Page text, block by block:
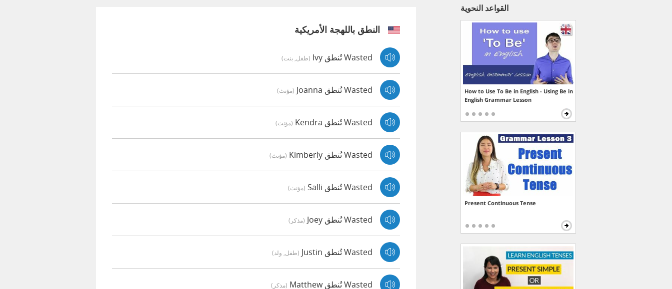
النطق باللهجة الأمريكية
Wasted تُنطق Ivy (طفل, بنت)
Wasted تُنطق Joanna (مؤنث)
Wasted تُنطق Kendra (مؤنث)
Wasted تُنطق Kimberly (مؤنث)
Wasted تُنطق Salli (مؤنث)
Wasted تُنطق Joey (مذكر)
Wasted تُنطق Justin (طفل, ولد)
Wasted تُنطق Matthew (مذكر)
القواعد النحوية
How to Use To Be in English - Using Be in
English Grammar Lesson
Present Continuous Tense